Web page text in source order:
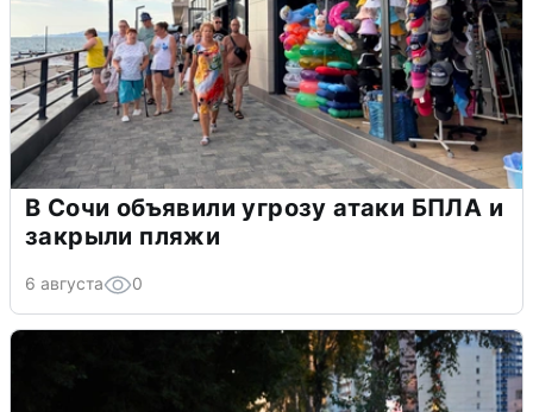
В Сочи объявили угрозу атаки БПЛА и
закрыли пляжи
6 августа 0